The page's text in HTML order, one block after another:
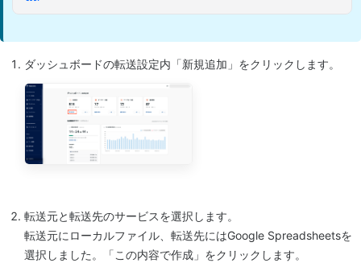
ダッシュボードの転送設定内「新規追加」をクリックします。
転送元と転送先のサービスを選択します。
転送元にローカルファイル、転送先にはGoogle Spreadsheetsを
選択しました。「この内容で作成」をクリックします。